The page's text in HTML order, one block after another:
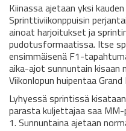
Kiinassa ajetaan yksi
Sprinttiviikonppuisin
ainoat harjoitukset ja
pudotusformaatissa. Itse
ensimmäisenä F1-
aika-ajot sunnuntain
Viikonlopun huipentaa
Lyhyessä sprintissä
parasta kuljettajaa saa
1. Sunnuntaina ajetaan